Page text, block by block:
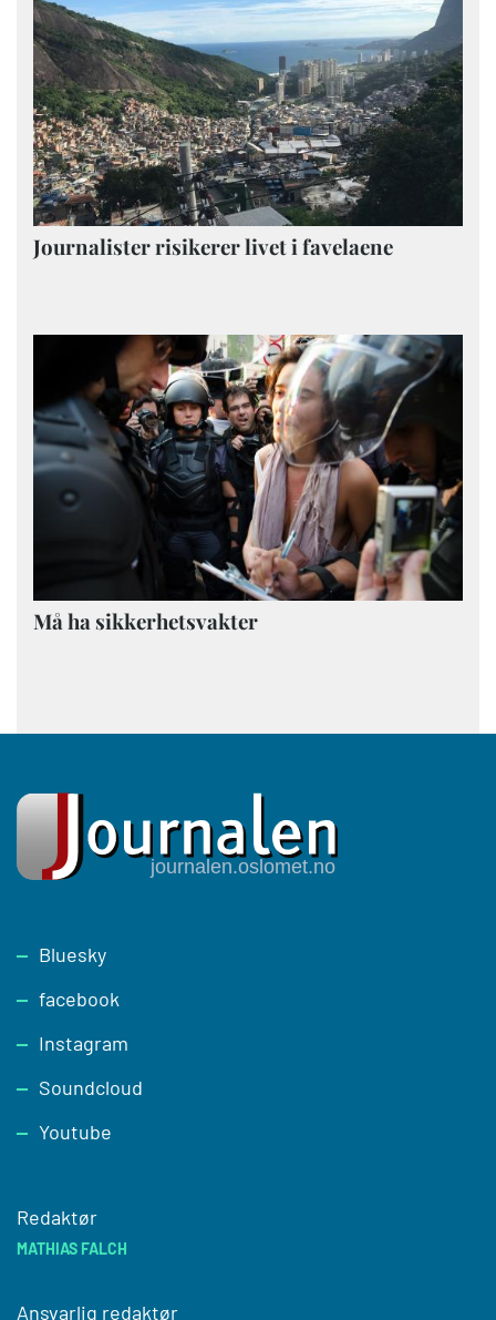
Journalister risikerer livet i favelaene
Må ha sikkerhetsvakter
Footer
Bluesky
facebook
Instagram
Soundcloud
Youtube
Redaktør
MATHIAS FALCH
Ansvarlig redaktør